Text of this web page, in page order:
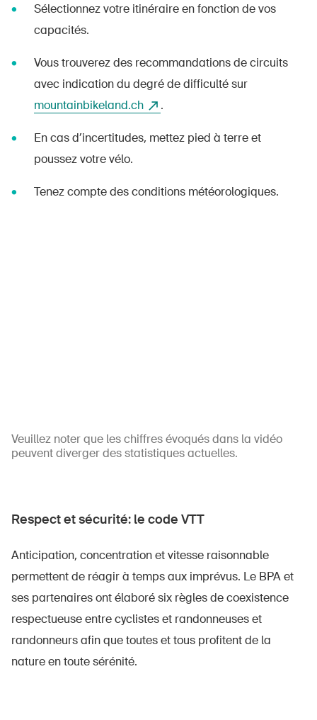
Sélectionnez votre itinéraire en fonction de vos
capacités.
Vous trouverez des recommandations de circuits
avec indication du degré de difficulté sur
mountainbikeland.ch
.
En cas d’incertitudes, mettez pied à terre et
poussez votre vélo.
Tenez compte des conditions météorologiques.
Veuillez noter que les chiffres évoqués dans la vidéo
peuvent diverger des statistiques actuelles.
Respect et sécurité: le code VTT
Anticipation, concentration et vitesse raisonnable
permettent de réagir à temps aux imprévus. Le BPA et
ses partenaires ont élaboré six règles de coexistence
respectueuse entre cyclistes et randonneuses et
randonneurs afin que toutes et tous profitent de la
nature en toute sérénité.